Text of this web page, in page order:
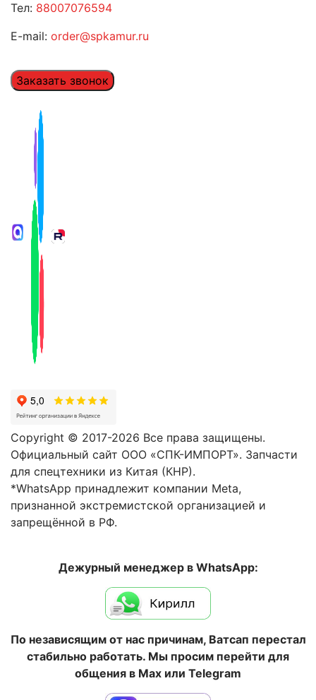
Тел: 88007076594
E-mail: order@spkamur.ru
Заказать звонок
Copyright © 2017-2026 Все права защищены.
Официальный сайт ООО «СПК-ИМПОРТ». Запчасти
для спецтехники из Китая (КНР).
*WhatsApp принадлежит компании Meta,
признанной экстремистской организацией и
запрещённой в РФ.
Дежурный менеджер в WhatsApp:
По независящим от нас причинам, Ватсап перестал
стабильно работать. Мы просим перейти для
общения в Max или Telegram